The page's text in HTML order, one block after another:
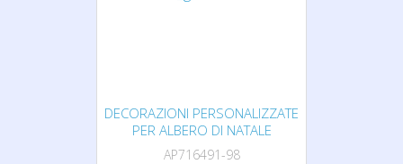
DECORAZIONI PERSONALIZZATE
PER ALBERO DI NATALE
AP716491-98